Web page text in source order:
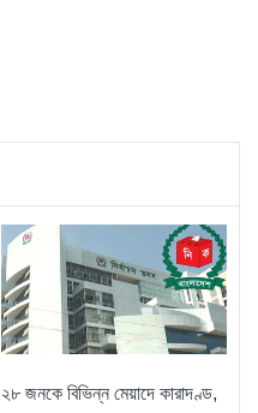
২৮ জনকে বিভিন্ন মেয়াদে কারাদণ্ড,